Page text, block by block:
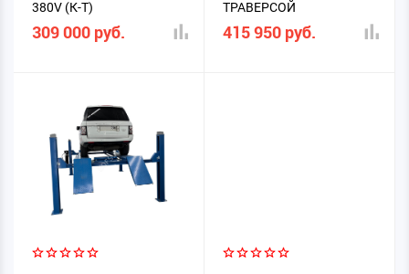
380V (К-Т)
309 000 руб.
ТРАВЕРСОЙ
415 950 руб.